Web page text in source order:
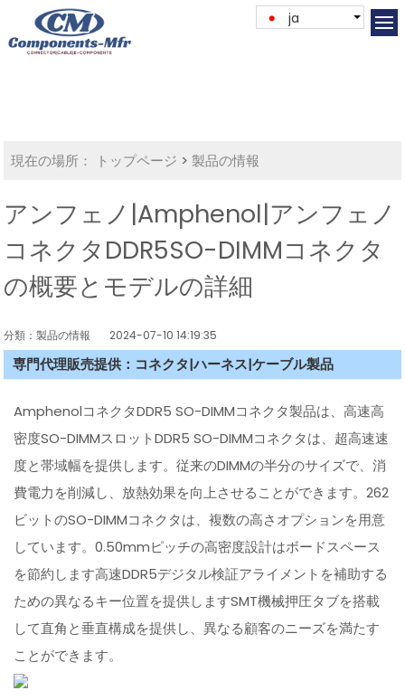
ja
現在の場所： トップページ >製品の情報
アンフェノ|Amphenol|アンフェノ
コネクタDDR5SO-DIMMコネクタ
の概要とモデルの詳細
分類：製品の情報 2024-07-10 14:19:35
専門代理販売提供：コネクタ|ハーネス|ケーブル製品
AmphenolコネクタDDR5 SO-DIMMコネクタ製品は、高速高
密度SO-DIMMスロットDDR5 SO-DIMMコネクタは、超高速速
度と帯域幅を提供します。従来のDIMMの半分のサイズで、消
費電力を削減し、放熱効果を向上させることができます。262
ビットのSO-DIMMコネクタは、複数の高さオプションを用意
しています。0.50mmピッチの高密度設計はボードスペース
を節約します高速DDR5デジタル検証アライメントを補助する
ための異なるキー位置を提供しますSMT機械押圧タブを搭載
して直角と垂直構成を提供し、異なる顧客のニーズを満たす
ことができます。